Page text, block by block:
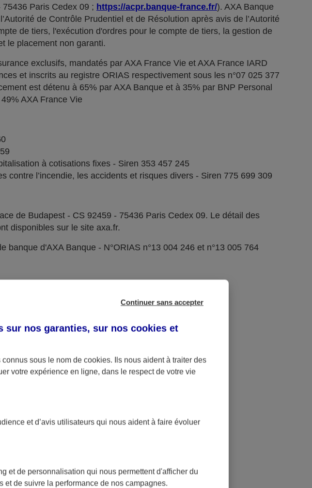
Paris Cedex 09 ; https://acpr.banque-france.fr/). AXA Banque
de Contrôle Prudentiel et de Résolution après avis de l’Autorité
de tiers, l'exécution d'ordres pour le compte de tiers, la gestion de
le placement non garanti.
exclusifs, mandatés par AXA France Vie et AXA France IARD
et inscrits au registre ORIAS respectivement sous les n°07 025 377
est détenu à 65% par AXA Banque et à 35% par BNP Personal
AXA France Vie
à cotisations fixes - Siren 353 457 245
contre l’incendie, les accidents et risques divers - Siren 775 699 309
de Budapest - CS 92459 - 75436 Paris Cedex 09. Le détail des
disponibles sur le site axa.fr.
d'AXA Banque - N°ORIAS n°13 004 246 et n°13 005 764
Continuer sans accepter
sur nos garanties, sur nos cookies et
sous le nom de cookies. Ils nous aident à traiter des
votre expérience en ligne, dans le respect de votre vie
et d’avis utilisateurs qui nous aident à faire évoluer
et de personnalisation qui nous permettent d'afficher du
de suivre la performance de nos campagnes.